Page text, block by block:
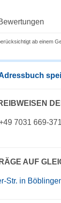
ab einem
7031 669-
AUF
Str. in